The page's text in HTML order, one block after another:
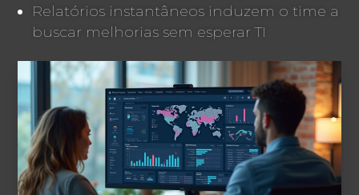
Relatórios instantâneos induzem o time a
buscar melhorias sem esperar TI